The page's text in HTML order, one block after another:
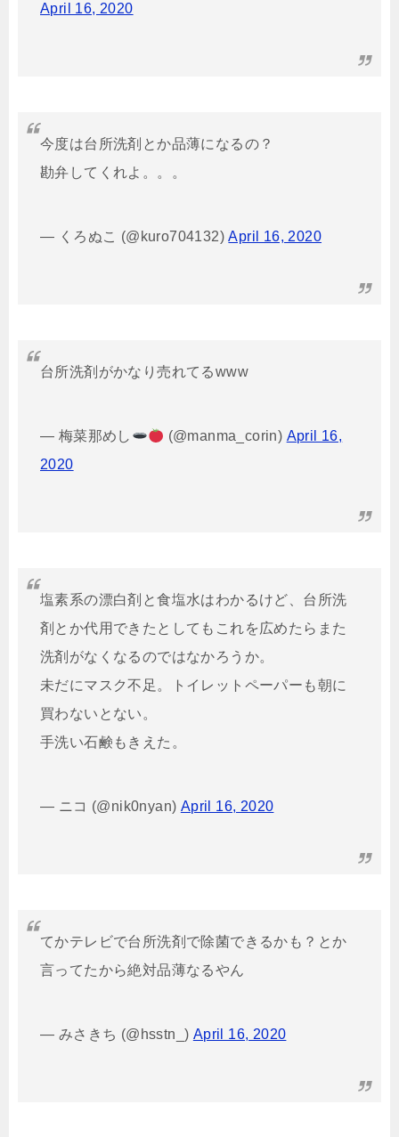
April 16, 2020
今度は台所洗剤とか品薄になるの？
勘弁してくれよ。。。
— くろぬこ (@kuro704132)April 16, 2020
台所洗剤がかなり売れてるwww
— 梅菜那めし (@manma_corin) April 16,
2020
塩素系の漂白剤と食塩水はわかるけど、台所洗
剤とか代用できたとしてもこれを広めたらまた
洗剤がなくなるのではなかろうか。
未だにマスク不足。トイレットペーパーも朝に
買わないとない。
手洗い石鹸もきえた。
— ニコ (@nik0nyan) April 16, 2020
てかテレビで台所洗剤で除菌できるかも？とか
言ってたから絶対品薄なるやん
— みさきち (@hsstn_) April 16, 2020